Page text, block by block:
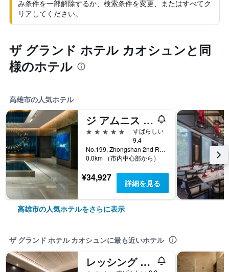
み条件を一部解除するか、検索条件を変更、またはすべてク
リアしてください。
ザ グランド ホテル カオシュンと同
様のホテル
高雄市の人気ホテル
ジ アムニス ラグジュアリー コレクション ホテル カオシュン
5つ星
すばらしい
9.4
No.199, Zhongshan 2nd Rd, Qianzhen Dist., 高雄市, 台湾
0.0km （市内中心部から）
¥34,927 詳細を見る
高雄市の人気ホテルをさらに表示
ザ グランド ホテル カオシュンに最も近いホテル
レッシング モーテル